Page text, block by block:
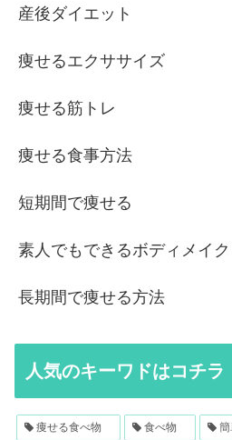
産後ダイエット
痩せるエクササイズ
痩せる筋トレ
痩せる食事方法
短期間で痩せる
素人でもできるボディメイク
長期間で痩せる方法
人気のキーワドはコチラ
痩せる食べ物 食べ物